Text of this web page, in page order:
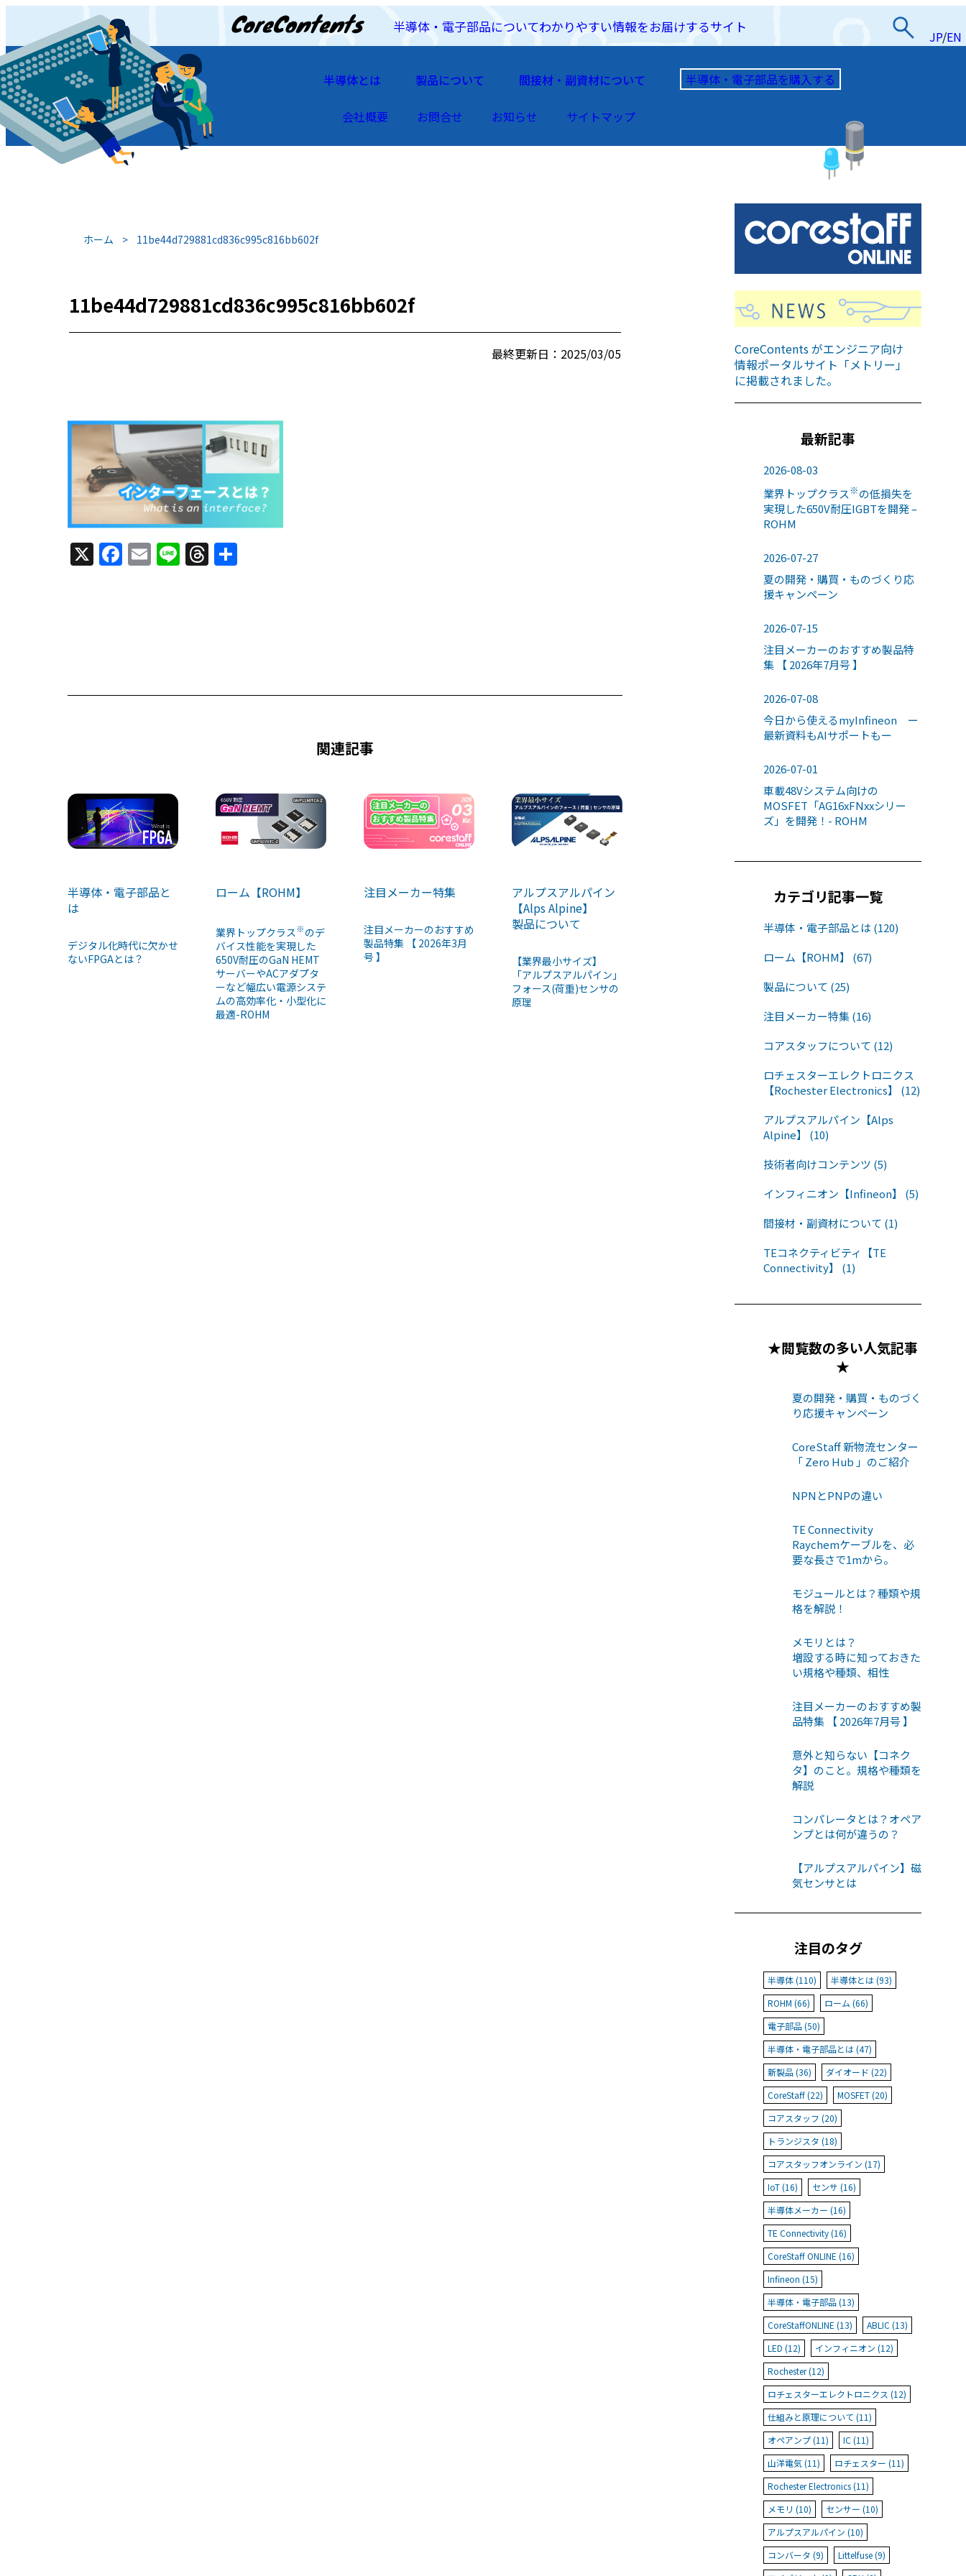
半導体・電子部品についてわかりやすい情報をお届けするサイト
JP/EN
JP/EN
半導体とは 製品について 間接材・副資材について 半導体・電子部品を購入する
会社概要 お問合せ お知らせ サイトマップ
ホーム > 11be44d729881cd836c995c816bb602f
11be44d729881cd836c995c816bb602f
最終更新日：2025/03/05
X F
a
o
E
m
Li
n
T
h
関連記事
半導体・電子部品と
は
デジタル化時代に欠かせ
ないFPGAとは？
ローム【ROHM】
業界トップクラス※のデ
バイス性能を実現した
650V耐圧のGaN HEMT
サーバーやACアダプタ
ーなど幅広い電源システ
ムの高効率化・小型化に
最適-ROHM
注目メーカー特集
注目メーカーのおすすめ
製品特集 【 2026年3月
号 】
アルプスアルパイン
【Alps Alpine】
製品について
【業界最小サイズ】
「アルプスアルパイン」
フォース(荷重)センサの
原理
CoreContents がエンジニア向け
情報ポータルサイト「メトリー」
に掲載されました。
最新記事
2026-08-03
業界トップクラス※の低損失を
実現した650V耐圧IGBTを開発 –
ROHM
2026-07-27
夏の開発・購買・ものづくり応
援キャンペーン
2026-07-15
注目メーカーのおすすめ製品特
集 【 2026年7月号 】
2026-07-08
今日から使えるmyInfineon ー
最新資料もAIサポートもー
2026-07-01
車載48Vシステム向けの
MOSFET「AG16xFNxxシリー
ズ」を開発！- ROHM
カテゴリ記事一覧
半導体・電子部品とは (120)
ローム【ROHM】 (67)
製品について (25)
注目メーカー特集 (16)
コアスタッフについて (12)
ロチェスターエレクトロニクス
【Rochester Electronics】 (12)
アルプスアルパイン【Alps
Alpine】 (10)
技術者向けコンテンツ (5)
インフィニオン【Infineon】 (5)
間接材・副資材について (1)
TEコネクティビティ【TE
Connectivity】 (1)
★閲覧数の多い人気記事
★
夏の開発・購買・ものづく
り応援キャンペーン
CoreStaff 新物流センター
「 Zero Hub 」のご紹介
NPNとPNPの違い
TE Connectivity
Raychemケーブルを、必
要な長さで1mから。
モジュールとは？種類や規
格を解説！
メモリとは？
増設する時に知っておきた
い規格や種類、相性
注目メーカーのおすすめ製
品特集 【 2026年7月号 】
意外と知らない【コネク
タ】のこと。規格や種類を
解説
コンパレータとは？オペア
ンプとは何が違うの？
【アルプスアルパイン】磁
気センサとは
注目のタグ
半導体 (110)
半導体とは (93)
ROHM (66)
ローム (66)
電子部品 (50)
半導体・電子部品とは (47)
新製品 (36)
ダイオード (22)
CoreStaff (22)
MOSFET (20)
コアスタッフ (20)
トランジスタ (18)
コアスタッフオンライン (17)
IoT (16)
センサ (16)
半導体メーカー (16)
TE Connectivity (16)
CoreStaff ONLINE (16)
Infineon (15)
半導体・電子部品 (13)
CoreStaffONLINE (13)
ABLIC (13)
LED (12)
インフィニオン (12)
Rochester (12)
ロチェスターエレクトロニクス (12)
仕組みと原理について (11)
オペアンプ (11)
IC (11)
山洋電気 (11)
ロチェスター (11)
Rochester Electronics (11)
メモリ (10)
センサー (10)
アルプスアルパイン (10)
コンバータ (9)
Littelfuse (9)